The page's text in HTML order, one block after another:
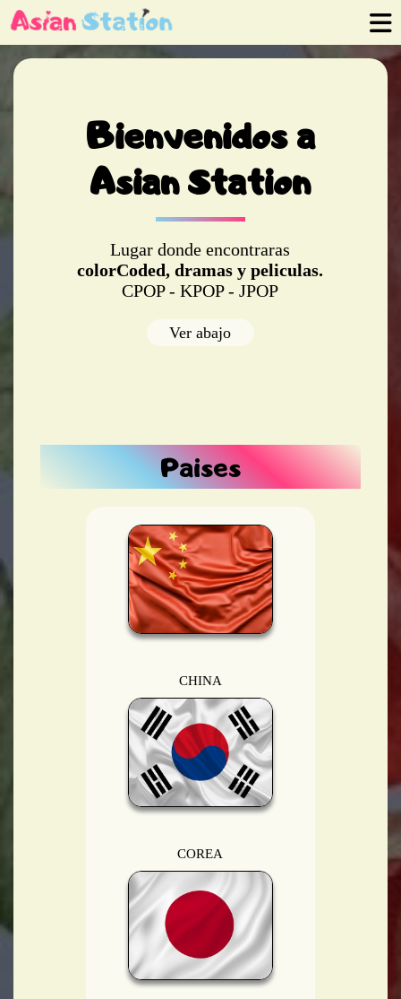
Bienvenidos a
Asian Station
Lugar donde encontraras
colorCoded, dramas y peliculas.
CPOP - KPOP - JPOP
Ver abajo
Paises
CHINA
COREA